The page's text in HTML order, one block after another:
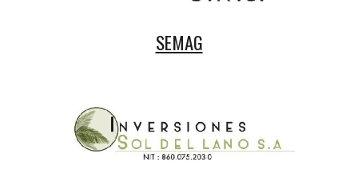
SEMAG